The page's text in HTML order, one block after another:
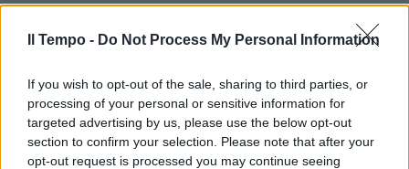
Il Tempo - Do Not Process My Personal Information
If you wish to opt-out of the sale, sharing to third parties, or
processing of your personal or sensitive information for
targeted advertising by us, please use the below opt-out
section to confirm your selection. Please note that after your
opt-out request is processed you may continue seeing
Nathanya Di Porto Coloriti
nell'affermare le proprie
perplessità, ma pur sempre
tifosi della Roma.